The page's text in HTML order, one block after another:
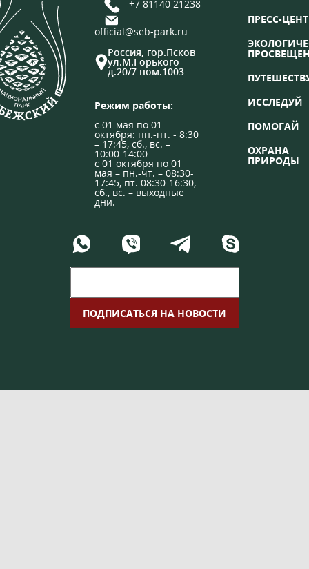
+7 81140 21238
official@seb-park.ru
Россия, гор.Псков
ул.М.Горького
д.20/7 пом.1003
Режим работы:
с 01 мая по 01
октября: пн.-пт. - 8:30
– 17:45, сб., вс. –
10:00-14:00
с 01 октября по 01
мая – пн.-чт. – 08:30-
17:45, пт. 08:30-16:30,
сб., вс. – выходные
дни.
ПРЕСС-
ИССЛЕДУЙ
ПОМОГАЙ
ОХРАНА
ПРИРОДЫ